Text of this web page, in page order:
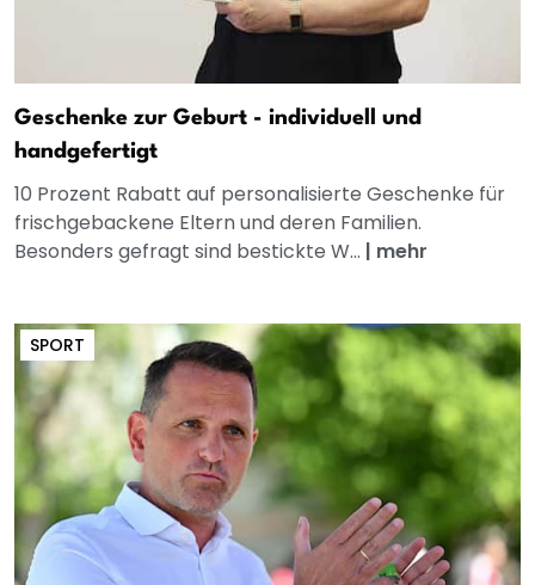
Geschenke zur Geburt - individuell und
handgefertigt
10 Prozent Rabatt auf personalisierte Geschenke für
frischgebackene Eltern und deren Familien.
Besonders gefragt sind bestickte W... | mehr
SPORT